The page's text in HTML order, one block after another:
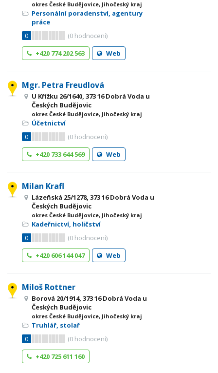
okres České Budějovice, Jihočeský kraj
Personální poradenství, agentury
práce
0
(0 hodnocení)
+420 774 202 563
Web
Mgr. Petra Freudlová
U Křížku 26/1640, 373 16 Dobrá Voda u
Českých Budějovic
okres České Budějovice, Jihočeský kraj
Účetnictví
0
(0 hodnocení)
+420 733 644 569
Web
Milan Krafl
Lázeňská 25/1278, 373 16 Dobrá Voda u
Českých Budějovic
okres České Budějovice, Jihočeský kraj
Kadeřnictví, holičství
0
(0 hodnocení)
+420 606 144 047
Web
Miloš Rottner
Borová 20/1914, 373 16 Dobrá Voda u
Českých Budějovic
okres České Budějovice, Jihočeský kraj
Truhlář, stolař
0
(0 hodnocení)
+420 725 611 160